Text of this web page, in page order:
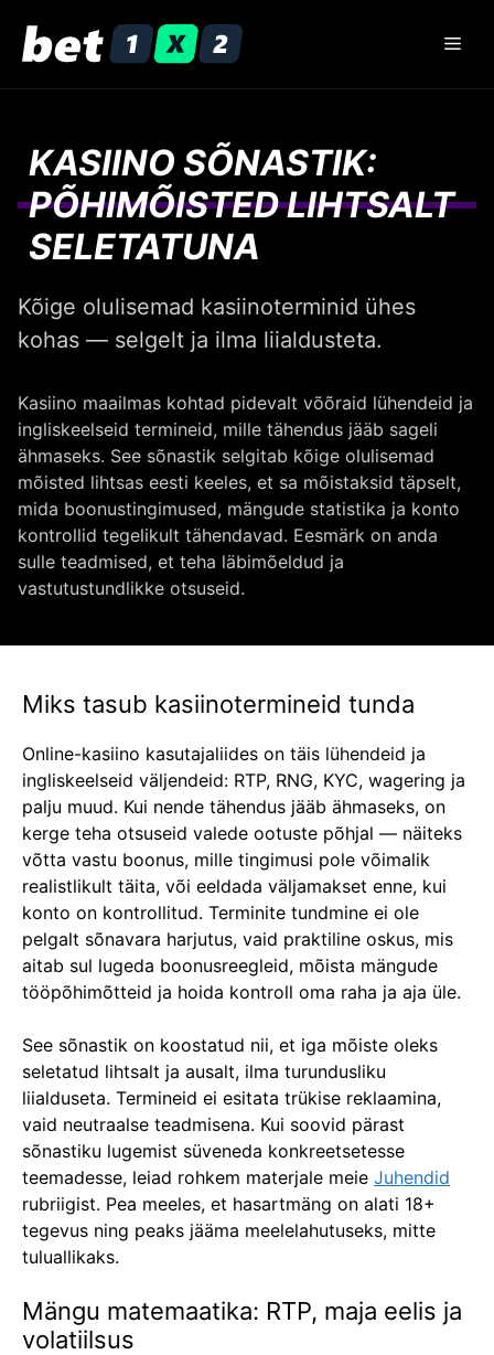
content
KASIINO SÕNASTIK:
PÕHIMÕISTED LIHTSALT
SELETATUNA
Kõige olulisemad kasiinoterminid ühes
kohas — selgelt ja ilma liialdusteta.
Kasiino maailmas kohtad pidevalt võõraid lühendeid ja
ingliskeelseid termineid, mille tähendus jääb sageli
ähmaseks. See sõnastik selgitab kõige olulisemad
mõisted lihtsas eesti keeles, et sa mõistaksid täpselt,
mida boonustingimused, mängude statistika ja konto
kontrollid tegelikult tähendavad. Eesmärk on anda
sulle teadmised, et teha läbimõeldud ja
vastutustundlikke otsuseid.
Miks tasub kasiinotermineid tunda
Online-kasiino kasutajaliides on täis lühendeid ja
ingliskeelseid väljendeid: RTP, RNG, KYC, wagering ja
palju muud. Kui nende tähendus jääb ähmaseks, on
kerge teha otsuseid valede ootuste põhjal — näiteks
võtta vastu boonus, mille tingimusi pole võimalik
realistlikult täita, või eeldada väljamakset enne, kui
konto on kontrollitud. Terminite tundmine ei ole
pelgalt sõnavara harjutus, vaid praktiline oskus, mis
aitab sul lugeda boonusreegleid, mõista mängude
tööpõhimõtteid ja hoida kontroll oma raha ja aja üle.
See sõnastik on koostatud nii, et iga mõiste oleks
seletatud lihtsalt ja ausalt, ilma turundusliku
liialduseta. Termineid ei esitata trükise reklaamina,
vaid neutraalse teadmisena. Kui soovid pärast
sõnastiku lugemist süveneda konkreetsetesse
teemadesse, leiad rohkem materjale meie Juhendid
rubriigist. Pea meeles, et hasartmäng on alati 18+
tegevus ning peaks jääma meelelahutuseks, mitte
tuluallikaks.
Mängu matemaatika: RTP, maja eelis ja
volatiilsus